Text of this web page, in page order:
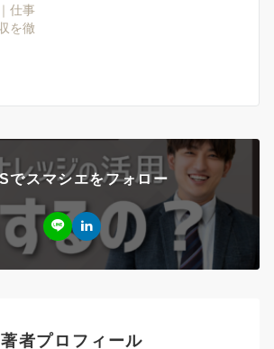
仕事
を徹
でスマシエをフォロー
著者プロフィール